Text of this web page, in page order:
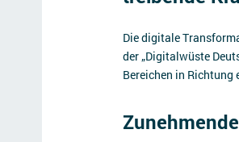
Die digitale
der „Digitalwüste
Bereichen in Richtung